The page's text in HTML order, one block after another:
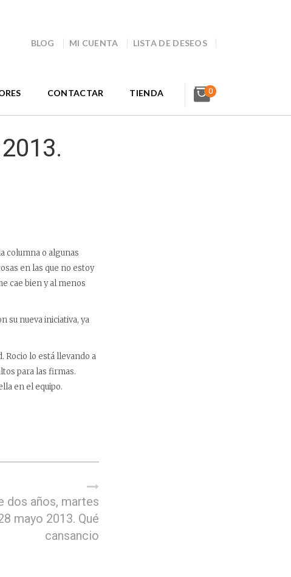
BLOG MI CUENTA LISTA DE DESEOS
CONTACTAR TIENDA 0
columna o algunas
en las que no estoy
cae bien y al menos
su nueva iniciativa, ya
Rocio lo está llevando a
para las firmas.
en el equipo.
dos años, martes
mayo 2013. Qué
cansancio